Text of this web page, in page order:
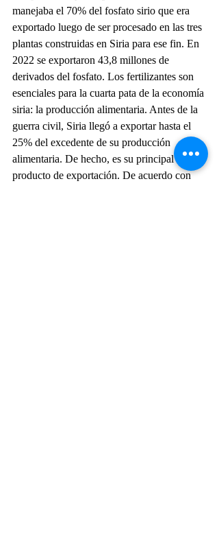
manejaba el 70% del fosfato sirio que era
exportado luego de ser procesado en las tres
plantas construidas en Siria para ese fin. En
2022 se exportaron 43,8 millones de
derivados del fosfato. Los fertilizantes son
esenciales para la cuarta pata de la economía
siria: la producción alimentaria. Antes de la
guerra civil, Siria llegó a exportar hasta el
25% del excedente de su producción
alimentaria. De hecho, es su principal
producto de exportación. De acuerdo con